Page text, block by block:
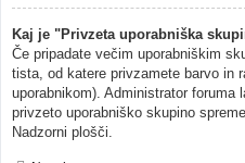
Kaj je "Privzeta uporabniška
Če pripadate večim uporabniškim
tista, od katere privzamete barvo in
uporabnikom). Administrator foruma
privzeto uporabniško skupino
Nadzorni plošči.